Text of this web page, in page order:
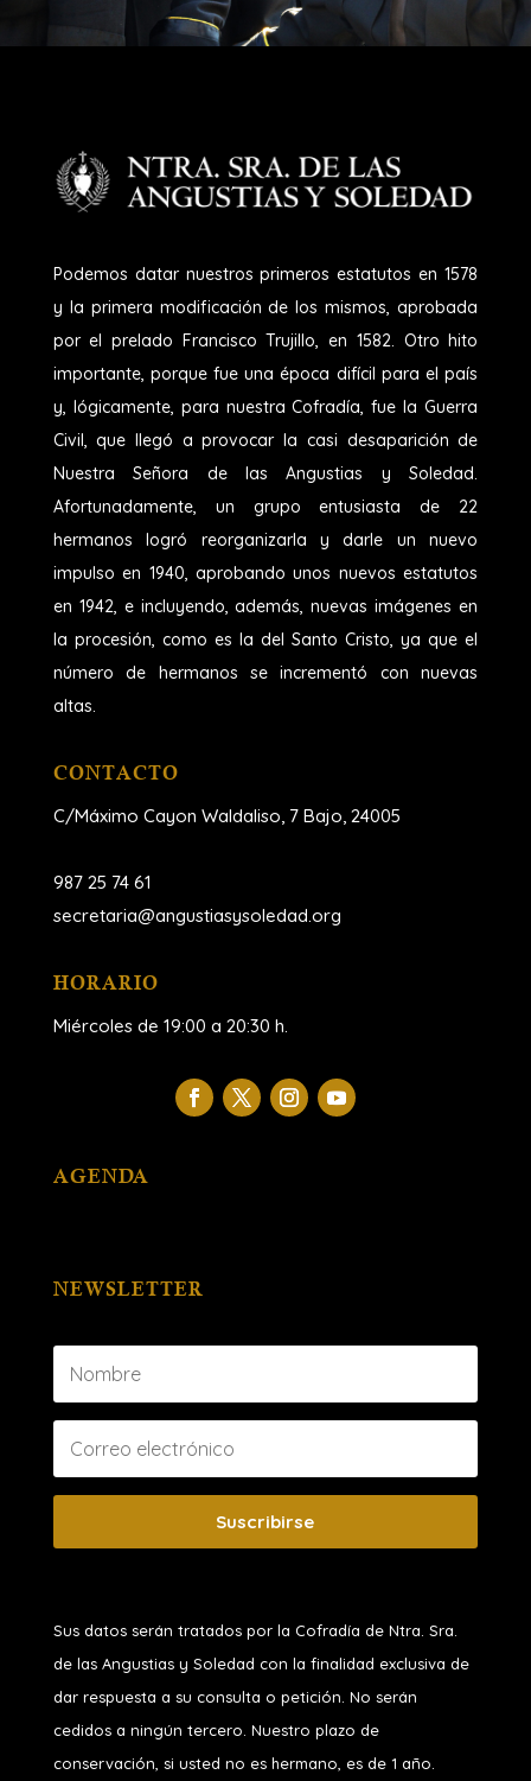
Podemos datar nuestros primeros estatutos en 1578
y la primera modificación de los mismos, aprobada
por el prelado Francisco Trujillo, en 1582. Otro hito
importante, porque fue una época difícil para el país
y, lógicamente, para nuestra Cofradía, fue la Guerra
Civil, que llegó a provocar la casi desaparición de
Nuestra Señora de las Angustias y Soledad.
Afortunadamente, un grupo entusiasta de 22
hermanos logró reorganizarla y darle un nuevo
impulso en 1940, aprobando unos nuevos estatutos
en 1942, e incluyendo, además, nuevas imágenes en
la procesión, como es la del Santo Cristo, ya que el
número de hermanos se incrementó con nuevas
altas.
CONTACTO
C/Máximo Cayon Waldaliso, 7 Bajo, 24005
987 25 74 61
secretaria@angustiasysoledad.org
HORARIO
Miércoles de 19:00 a 20:30 h.
AGENDA
NEWSLETTER
Suscribirse
Sus datos serán tratados por la Cofradía de Ntra. Sra.
de las Angustias y Soledad con la finalidad exclusiva de
dar respuesta a su consulta o petición. No serán
cedidos a ningún tercero. Nuestro plazo de
conservación, si usted no es hermano, es de 1 año.